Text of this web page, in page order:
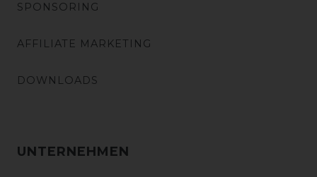
SPONSORING
AFFILIATE MARKETING
DOWNLOADS
UNTERNEHMEN